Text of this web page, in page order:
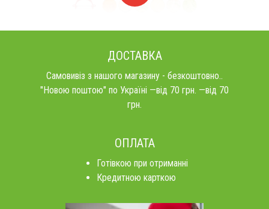
ДОСТАВКА
Самовивіз з нашого магазину - безкоштовно..
"Новою поштою" по Україні —від 70 грн. —від 70
грн.
ОПЛАТА
Готівкою при отриманні
Кредитною карткою